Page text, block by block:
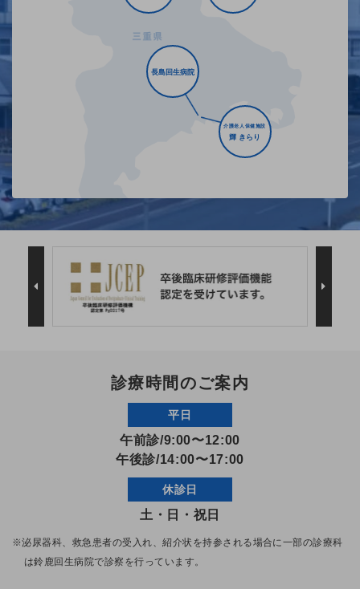
長島回生病院
介護老人保健施設
輝 きらり
診療時間のご案内
平日
午前診/9:00〜12:00
午後診/14:00〜17:00
休診日
土・日・祝日
※泌尿器科、救急患者の受入れ、紹介状を持参される場合に一部の診療科
は鈴鹿回生病院で診察を行っています。